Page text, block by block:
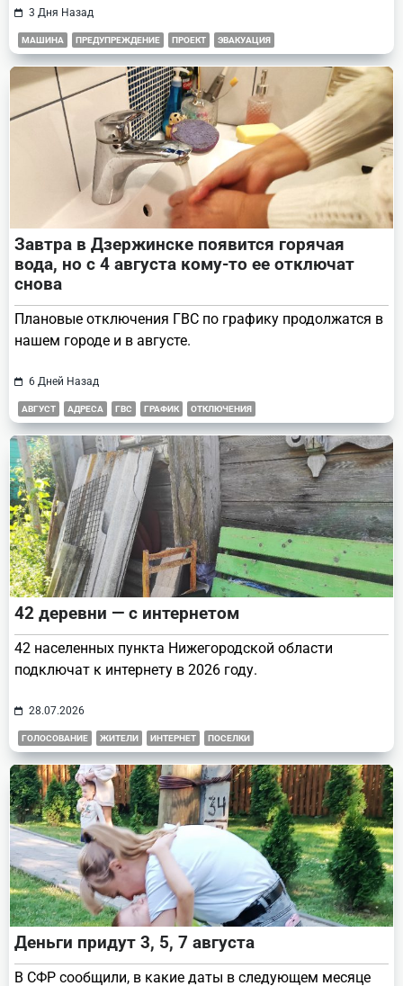
3 Дня Назад
МАШИНА ПРЕДУПРЕЖДЕНИЕ ПРОЕКТ ЭВАКУАЦИЯ
Завтра в Дзержинске появится горячая
вода, но с 4 августа кому-то ее отключат
снова
Плановые отключения ГВС по графику продолжатся в
нашем городе и в августе.
6 Дней Назад
АВГУСТ АДРЕСА ГВС ГРАФИК ОТКЛЮЧЕНИЯ
42 деревни — с интернетом
42 населенных пункта Нижегородской области
подключат к интернету в 2026 году.
28.07.2026
ГОЛОСОВАНИЕ ЖИТЕЛИ ИНТЕРНЕТ ПОСЕЛКИ
Деньги придут 3, 5, 7 августа
В СФР сообщили, в какие даты в следующем месяце